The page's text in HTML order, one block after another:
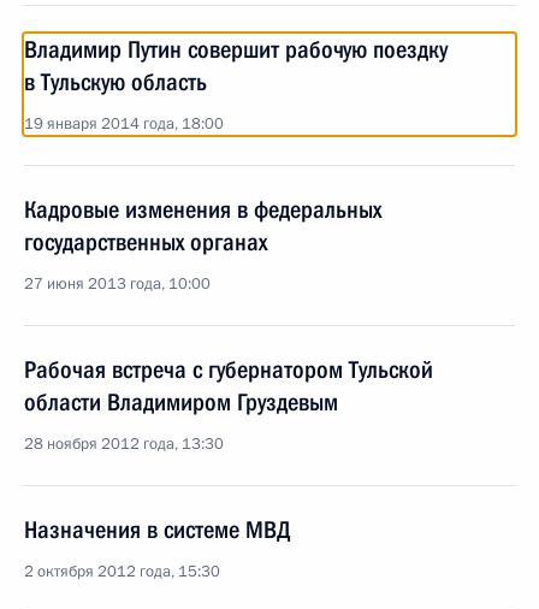
Владимир Путин совершит рабочую поездку
в Тульскую область
19 января 2014 года, 18:00
Кадровые изменения в федеральных
государственных органах
27 июня 2013 года, 10:00
Рабочая встреча с губернатором Тульской
области Владимиром Груздевым
28 ноября 2012 года, 13:30
Назначения в системе МВД
2 октября 2012 года, 15:30